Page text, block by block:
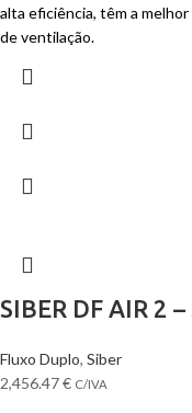
alta eficiência, têm a
de ventilação.
SIBER DF AIR 2
Fluxo Duplo, Siber
2,456.47€ C/IVA